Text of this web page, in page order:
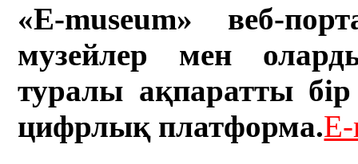
«E-museum» веб-
музейлер мен
туралы ақпаратты бір
цифрлық платформа.